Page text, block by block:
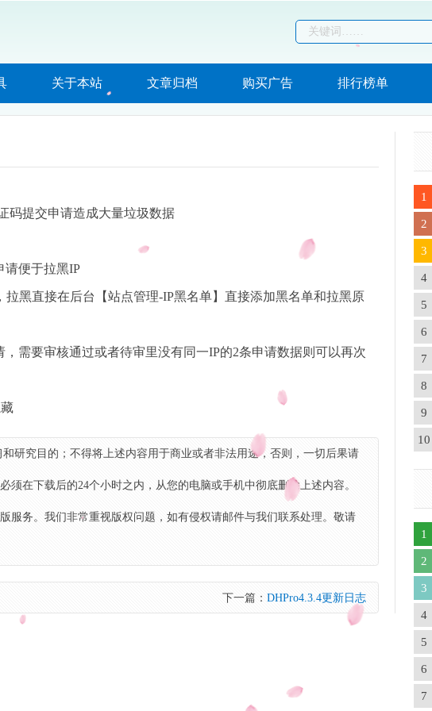
关于本站 文章归档 购买广告 排行榜单
码提交申请造成大量垃圾数据
请便于拉黑IP
拉黑直接在后台【站点管理-IP黑名单】直接添加黑名单和拉黑原
需要审核通过或者待审里没有同一IP的2条申请数据则可以再次
研究目的；不得将上述内容用于商业或者非法用途，否则，一切后果请
在下载后的24个小时之内，从您的电脑或手机中彻底删除上述内容。
服务。我们非常重视版权问题，如有侵权请邮件与我们联系处理。敬请
下一篇： DHPro4.3.4更新日志
1
2
3
4
5
6
7
8
9
10
1
2
3
4
5
6
7